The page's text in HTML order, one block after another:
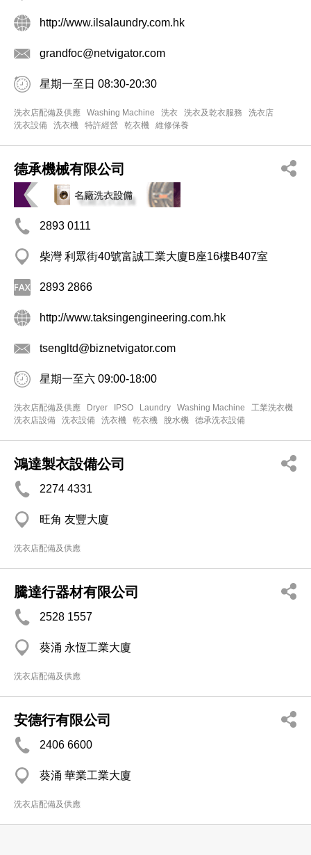
http://www.ilsalaundry.com.hk
grandfoc@netvigator.com
星期一至日 08:30-20:30
洗衣店配備及供應 Washing Machine 洗衣 洗衣及乾衣服務
洗衣店
洗衣設備
洗衣機 特許經營 乾衣機 維修保養
德承機械有限公司
2893 0111
柴灣 利眾街40號富誠工業大廈B座16樓B407室
2893 2866
http://www.taksingengineering.com.hk
tsengltd@biznetvigator.com
星期一至六 09:00-18:00
洗衣店配備及供應 Dryer IPSO Laundry Washing Machine
工業洗衣機
洗衣店設備
洗衣設備 洗衣機 乾衣機 脫水機 德承洗衣設備
鴻達製衣設備公司
2274 4331
旺角 友豐大廈
洗衣店配備及供應
騰達行器材有限公司
2528 1557
葵涌 永恆工業大廈
洗衣店配備及供應
安德行有限公司
2406 6600
葵涌 華業工業大廈
洗衣店配備及供應